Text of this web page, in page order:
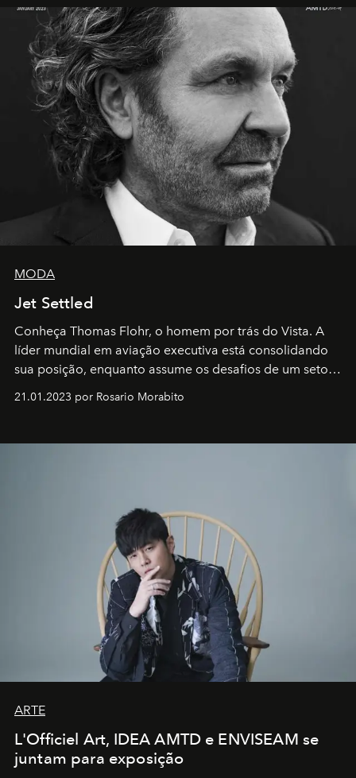
MODA
Jet Settled
Conheça Thomas Flohr, o homem por trás do Vista. A
líder mundial em aviação executiva está consolidando
sua posição, enquanto assume os desafios de um setor
em rápida evolução e redefinindo o conceito de luxo
21.01.2023 por Rosario Morabito
ARTE
L'Officiel Art, IDEA AMTD e ENVISEAM se
juntam para exposição